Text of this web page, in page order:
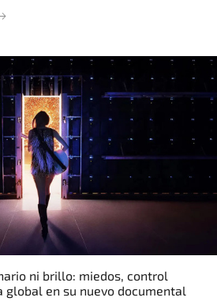
ni brillo: miedos, control
global en su nuevo documental